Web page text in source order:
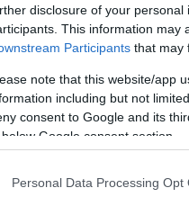
disclosure of your personal
This information may
Participants that may
note that this website/app
including but not
consent to Google and its
below Google consent section.
Personal Data Processing Opt
Antivīruss, uz kuru jūsu
„Kaspersky Lab” ir plaši
apvienotas signatūru,
aizsardzību pret zināmiem
Failu serveru drošība
Lai gan koplietošanas failu
uzņēmuma tīklā.Kaspersky